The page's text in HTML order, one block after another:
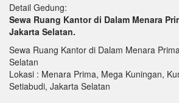
Detail Gedung:
Sewa Ruang Kantor di Dalam Menara
Jakarta Selatan.
Sewa Ruang Kantor di Dalam Menara
Selatan
Lokasi : Menara Prima, Mega Kuningan,
Setiabudi, Jakarta Selatan